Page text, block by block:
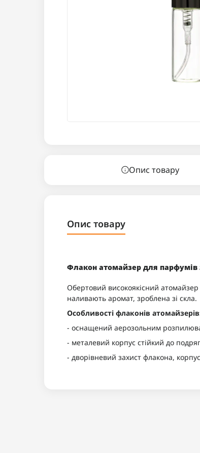
Опис товару
Опис товару
Флакон атомайзер для
Обертовий високоякісний
наливають аромат, зроблена зі скла.
Особливості флаконів
- оснащений аерозольним
- металевий корпус стійкий до
- дворівневий захист флакона,